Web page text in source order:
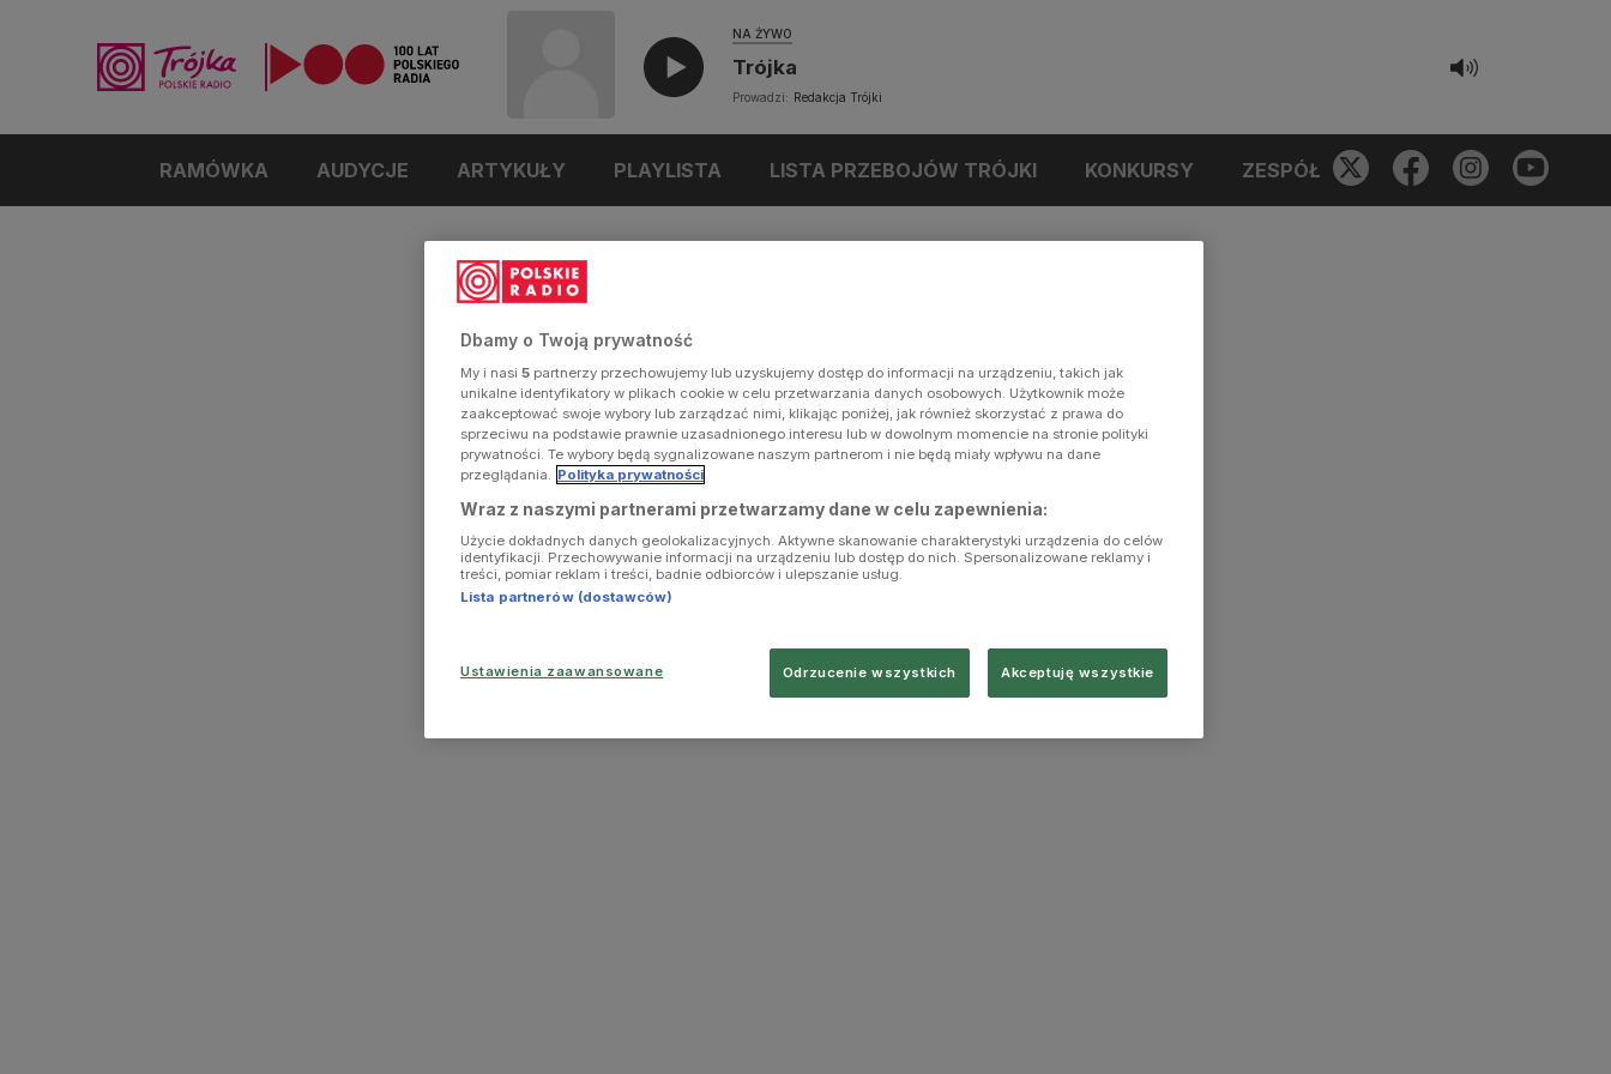
NA ŻYWO
Trójka
Prowadzi: Redakcja Trójki
RAMÓWKA AUDYCJE ARTYKUŁY PLAYLISTA LISTA PRZEBOJÓW TRÓJKI KONKURSY ZESPÓŁ
Dbamy o Twoją prywatność
My i nasi 5 partnerzy przechowujemy lub uzyskujemy dostęp do informacji na urządzeniu, takich jak
unikalne identyfikatory w plikach cookie w celu przetwarzania danych osobowych. Użytkownik może
zaakceptować swoje wybory lub zarządzać nimi, klikając poniżej, jak również skorzystać z prawa do
sprzeciwu na podstawie prawnie uzasadnionego interesu lub w dowolnym momencie na stronie polityki
prywatności. Te wybory będą sygnalizowane naszym partnerom i nie będą miały wpływu na dane
przeglądania. Polityka prywatności
Wraz z naszymi partnerami przetwarzamy dane w celu zapewnienia:
Użycie dokładnych danych geolokalizacyjnych. Aktywne skanowanie charakterystyki urządzenia do celów
identyfikacji. Przechowywanie informacji na urządzeniu lub dostęp do nich. Spersonalizowane reklamy i
treści, pomiar reklam i treści, badnie odbiorców i ulepszanie usług.
Lista partnerów (dostawców)
Ustawienia zaawansowane Odrzucenie wszystkich Akceptuję wszystkie